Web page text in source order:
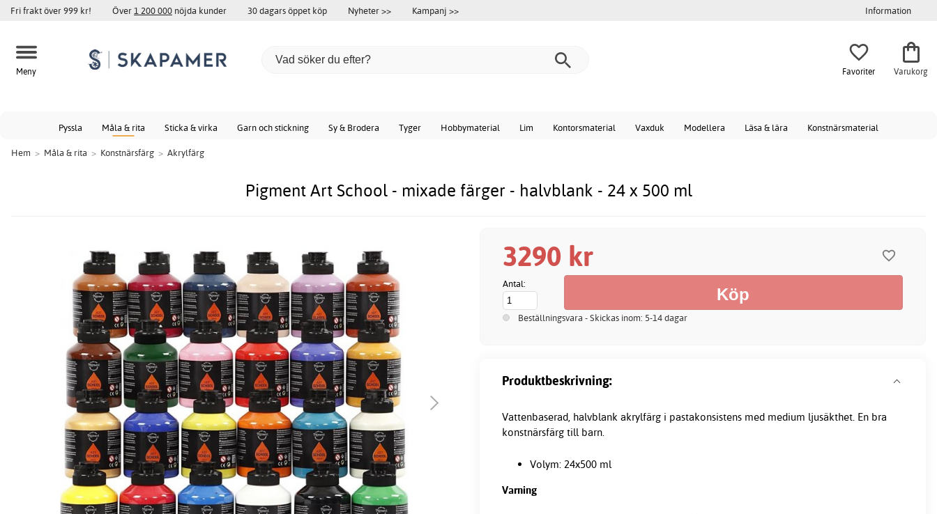
Fri frakt över 999 kr! Över1 200 000 nöjda kunder 30 dagars öppet köp Nyheter >> Kampanj >> Information
Meny Favoriter Varukorg
Pyssla Måla & rita Sticka & virka Garn och stickning Sy & Brodera Tyger Hobbymaterial Lim Kontorsmaterial Vaxduk Modellera Läsa & lära Konstnärsmaterial
Hem > Måla & rita > Konstnärsfärg > Akrylfärg
Pigment Art School - mixade färger - halvblank - 24 x 500 ml
3290 kr
Antal:
Beställningsvara - Skickas inom: 5-14 dagar
Produktbeskrivning:
Vattenbaserad, halvblank akrylfärg i pastakonsistens med medium ljusäkthet. En bra
konstnärsfärg till barn.
Volym: 24x500 ml
Varning